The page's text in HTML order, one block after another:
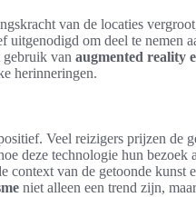
van de locaties
uitgenodigd om deel te nemen
gebruik van augmented reality
herinneringen.
Veel reizigers prijzen de
deze technologie hun bezoek
context van de getoonde kunst
niet alleen een trend zijn,